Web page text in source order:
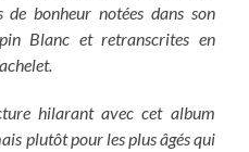
de bonheur notées dans son
Blanc et retranscrites en
hilarant avec cet album
plutôt pour les plus âgés qui